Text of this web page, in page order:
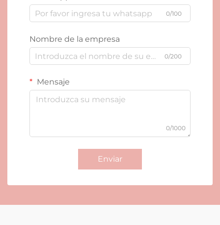
0/100
Nombre de la empresa
0/200
Mensaje
0/1000
Enviar